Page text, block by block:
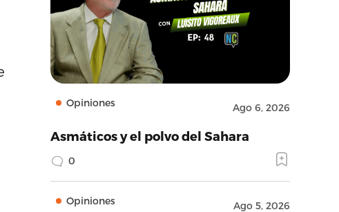
Opiniones Ago 6, 2026
Asmáticos y el polvo del Sahara
0
Opiniones Ago 5, 2026